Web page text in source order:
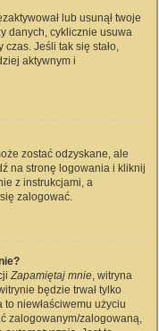
lub usunął twoje
danych, cyklicznie usuwa
Jeśli tak się stało,
aktywnym i
zostać odzyskane, ale
na stronę logowania i kliknij
z instrukcjami, a
zalogować.
Zapamiętaj mnie, witryna
będzie trwał tylko
niewłaściwemu użyciu
zalogowanym/zalogowaną,